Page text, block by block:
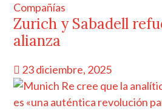
Compañías
Zurich y Sabadell
alianza
23 diciembre, 2025